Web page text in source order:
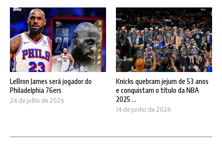
LeBron James será jogador do
Philadelphia 76ers
24 de julho de 2026
Knicks quebram jejum de 53 anos
e conquistam o título da NBA
2025 ...
14 de junho de 2026